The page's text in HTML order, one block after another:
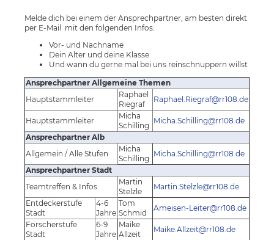
Melde dich bei einem der Ansprechpartner, am besten direkt
per E-Mail mit den folgenden Infos:
Vor- und Nachname
Dein Alter und deine Klasse
Und wann du gerne mal bei uns reinschnuppern willst
Ansprechpartner Allgemeine Themen
Hauptstammleiter
Raphael
Riegraf
Raphael.Riegraf@rr108.de
Hauptstammleiter
Micha
Schilling
Micha.Schilling@rr108.de
Ansprechpartner Alb
Allgemein / Alle Stufen
Micha
Schilling
Micha.Schilling@rr108.de
Ansprechpartner Stadt
Teamtreffen & Infos
Martin
Stelzle
Martin.Stelzle@rr108.de
Entdeckerstufe
Stadt
4-6
Jahre
Tom
Schmid
Ameisen-Leiter@rr108.de
Forscherstufe
Stadt
6-9
Jahre
Maike
Allzeit
Maike.Allzeit@rr108.de